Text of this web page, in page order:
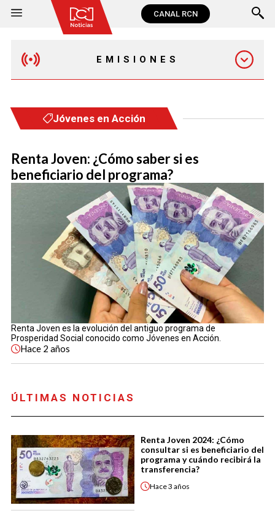
CANAL RCN
EMISIONES
Jóvenes en Acción
Renta Joven: ¿Cómo saber si es
beneficiario del programa?
Renta Joven es la evolución del antiguo programa de
Prosperidad Social conocido como Jóvenes en Acción.
Hace 2 años
ÚLTIMAS NOTICIAS
Renta Joven 2024: ¿Cómo
consultar si es beneficiario del
programa y cuándo recibirá la
transferencia?
Hace3 años